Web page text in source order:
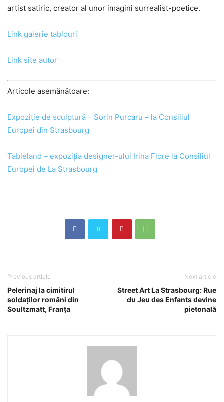
artist satiric, creator al unor imagini surrealist-poetice.
Link galerie tablouri
Link site autor
Articole asemănătoare:
Expoziție de sculptură – Sorin Purcaru – la Consiliul
Europei din Strasbourg
Tableland – expoziția designer-ului Irina Flore la Consiliul
Europei de La Strasbourg
Previous article
Pelerinaj la cimitirul
soldaților români din
Soultzmatt, Franța
Next article
Street Art La Strasbourg: Rue
du Jeu des Enfants devine
pietonală